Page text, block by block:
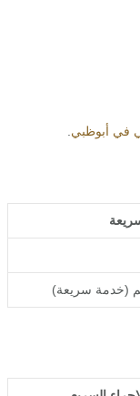
في أبوظبي